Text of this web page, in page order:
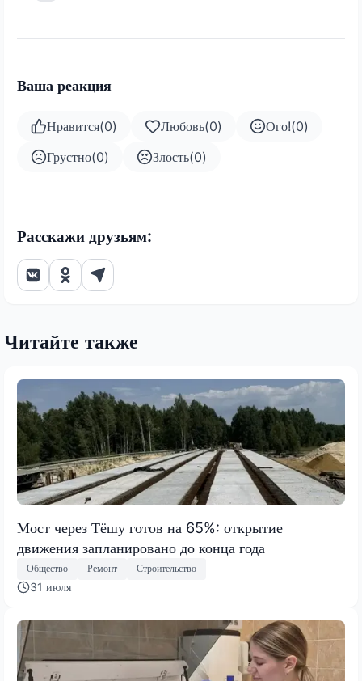
Ваша реакция
Нравится(0) Любовь(0) Ого!(0)
Грустно(0) Злость(0)
Расскажи друзьям:
Читайте также
Мост через Тёшу готов на 65%: открытие
движения запланировано до конца года
Общество Ремонт Строительство
31 июля